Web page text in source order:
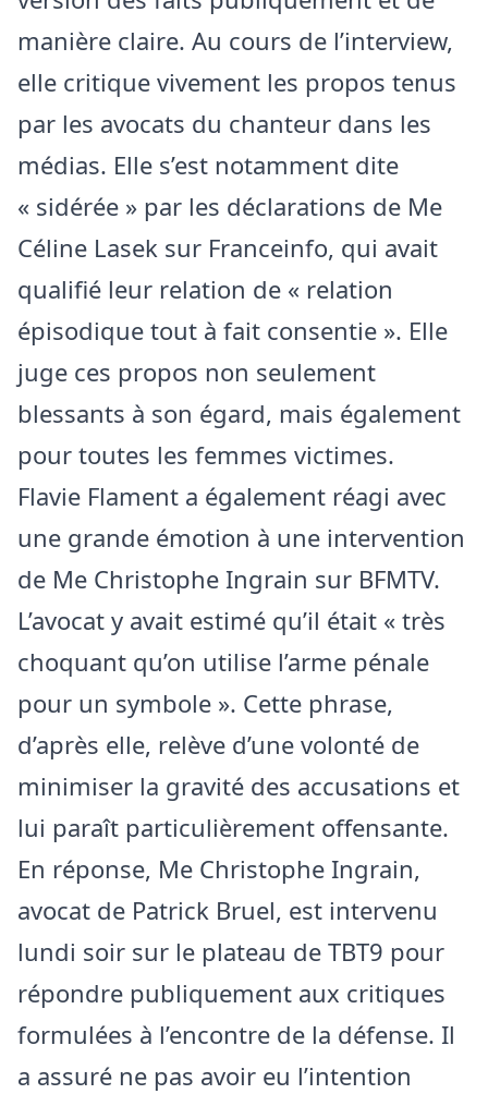
manière claire. Au cours de l’interview,
elle critique vivement les propos tenus
par les avocats du chanteur dans les
médias. Elle s’est notamment dite
« sidérée » par les déclarations de Me
Céline Lasek sur Franceinfo, qui avait
qualifié leur relation de « relation
épisodique tout à fait consentie ». Elle
juge ces propos non seulement
blessants à son égard, mais également
pour toutes les femmes victimes.
Flavie Flament a également réagi avec
une grande émotion à une intervention
de Me Christophe Ingrain sur BFMTV.
L’avocat y avait estimé qu’il était « très
choquant qu’on utilise l’arme pénale
pour un symbole ». Cette phrase,
d’après elle, relève d’une volonté de
minimiser la gravité des accusations et
lui paraît particulièrement offensante.
En réponse, Me Christophe Ingrain,
avocat de Patrick Bruel, est intervenu
lundi soir sur le plateau de TBT9 pour
répondre publiquement aux critiques
formulées à l’encontre de la défense. Il
a assuré ne pas avoir eu l’intention